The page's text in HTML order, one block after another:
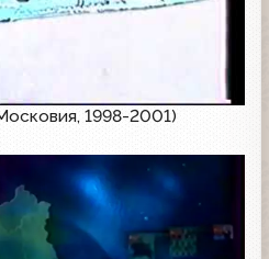
1998-2001)